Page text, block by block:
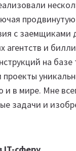
с заемщиками
агентств и
на базе
и в мире. Мне
задачи и